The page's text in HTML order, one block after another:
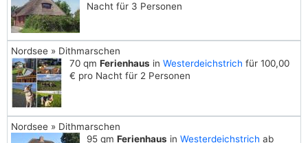
Nacht für 3 Personen
Nordsee » Dithmarschen
70 qm Ferienhaus in Westerdeichstrich für 100,00
€ pro Nacht für 2 Personen
Nordsee » Dithmarschen
95 qm Ferienhaus in Westerdeichstrich ab